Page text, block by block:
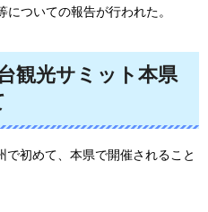
ついての報告が行われた。
観光サミット本県
初めて、本県で開催されること